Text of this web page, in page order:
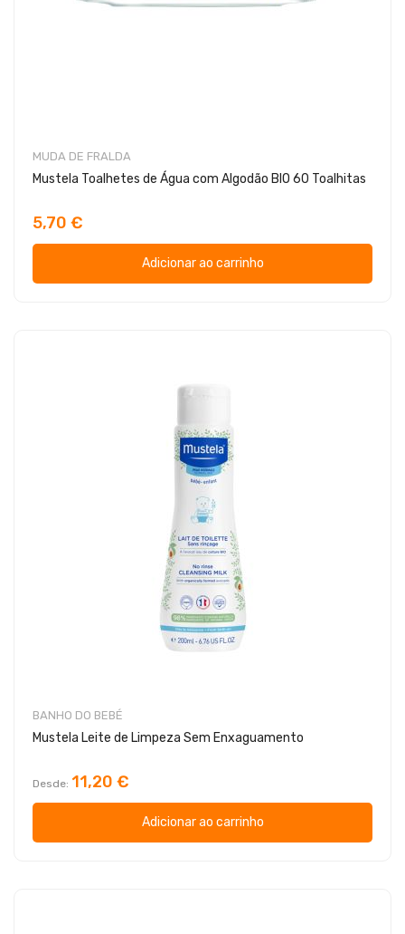
MUDA DE FRALDA
Mustela Toalhetes de Água com Algodão BIO 60 Toalhitas
5,70 €
Adicionar ao carrinho
BANHO DO BEBÉ
Mustela Leite de Limpeza Sem Enxaguamento
Desde 11,20 €
Adicionar ao carrinho